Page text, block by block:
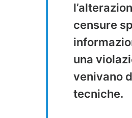
censure
una
venivano
tecniche.